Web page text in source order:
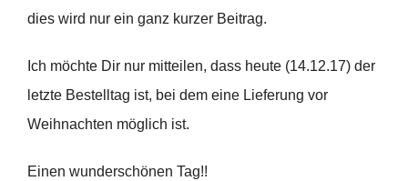
dies wird nur ein ganz kurzer Beitrag.
Ich möchte Dir nur mitteilen, dass heute (14.12.17) der
letzte Bestelltag ist, bei dem eine Lieferung vor
Weihnachten möglich ist.
Einen wunderschönen Tag!!